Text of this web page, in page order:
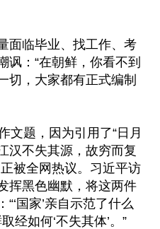
面临毕业、找工作、考
讽：“在朝鲜，你看不到
切，大家都有正式编制
文题，因为引用了“日月
汉不失其源，故穷而复
被全网热议。习近平访
挥黑色幽默，将这两件
国家’亲自示范了什么
经如何‘不失其体’。”